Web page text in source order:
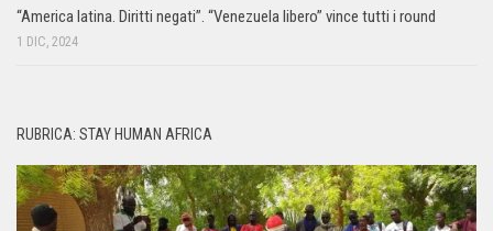
“America latina. Diritti negati”. “Venezuela libero” vince tutti i round
1 DIC, 2024
RUBRICA: STAY HUMAN AFRICA